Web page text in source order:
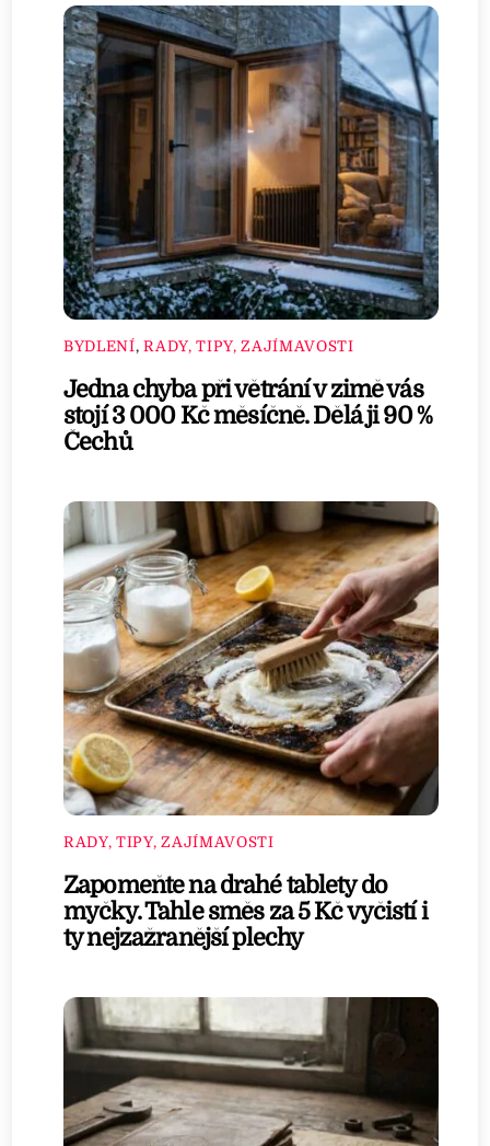
BYDLENÍ,RADY, TIPY, ZAJÍMAVOSTI
Jedna chyba při větrání v zimě vás
stojí 3 000 Kč měsíčně. Dělá ji 90 %
Čechů
RADY, TIPY, ZAJÍMAVOSTI
Zapomeňte na drahé tablety do
myčky. Tahle směs za 5 Kč vyčistí i
ty nejzažranější plechy